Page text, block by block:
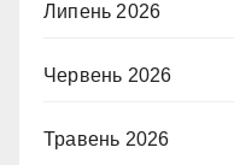
Липень 2026
Червень 2026
Травень 2026